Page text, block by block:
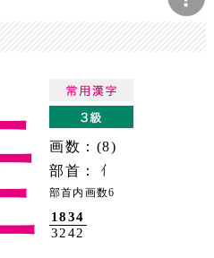
画数：(8)
部首：
部首内画数6
1834
3242